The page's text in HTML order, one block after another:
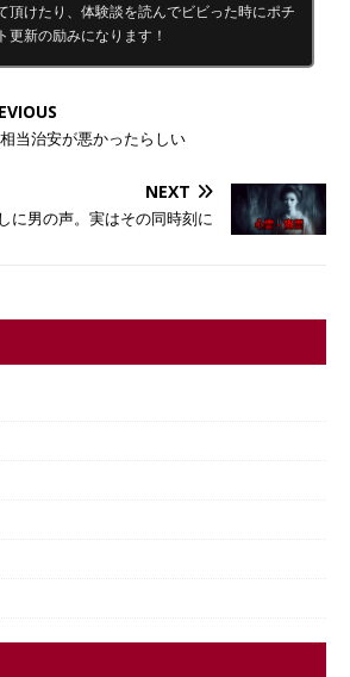
頂けたり、体験談を読んでビビった時にポチ
更新の励みになります！
当治安が悪かったらしい
NEXT
に男の声。実はその同時刻に